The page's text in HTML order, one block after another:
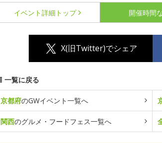
イベント詳細 トップ 開催時間
X(旧Twitter)でシェア
一覧に戻る
京都府のGWイベント一覧へ
関西のグルメ・フードフェス一覧へ